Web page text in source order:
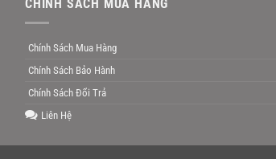
CHÍNH SÁCH MUA HÀNG
Chính Sách Mua Hàng
Chính Sách Bảo Hành
Chính Sách Đổi Trả
Liên Hệ